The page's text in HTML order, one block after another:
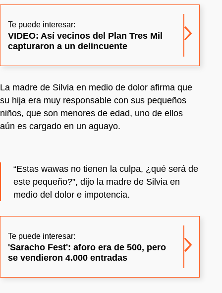
Te puede interesar:
VIDEO: Así vecinos del Plan Tres Mil
capturaron a un delincuente
La madre de Silvia en medio de dolor afirma que
su hija era muy responsable con sus pequeños
niños, que son menores de edad, uno de ellos
aún es cargado en un aguayo.
“Estas wawas no tienen la culpa, ¿qué será de
este pequeño?”, dijo la madre de Silvia en
medio del dolor e impotencia.
Te puede interesar:
'Saracho Fest': aforo era de 500, pero
se vendieron 4.000 entradas